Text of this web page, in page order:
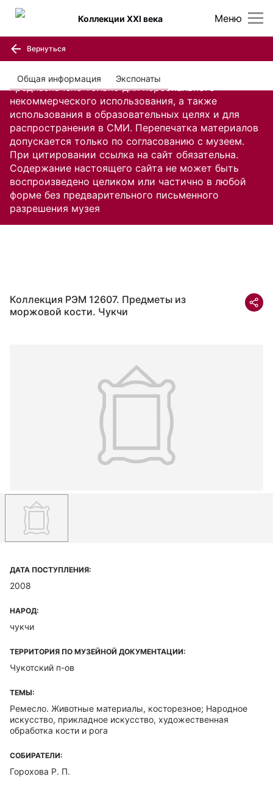
Содержание настоящего сайта, включая все
изображения и текстовую информацию,
предназначено только для персонального
некоммерческого использования, а также
использования в образовательных целях и для
распространения в СМИ. Перепечатка материалов
допускается только по согласованию с музеем.
При цитировании ссылка на сайт обязательна.
Содержание настоящего сайта не может быть
воспроизведено целиком или частично в любой
форме без предварительного письменного
разрешения музея
Меню
Коллекции XXI века
Вернуться
Общая информация Экспонаты
Коллекция РЭМ 12607. Предметы из
моржовой кости. Чукчи
ДАТА ПОСТУПЛЕНИЯ:
2008
НАРОД:
чукчи
ТЕРРИТОРИЯ ПО МУЗЕЙНОЙ ДОКУМЕНТАЦИИ:
Чукотский п-ов
ТЕМЫ:
Ремесло. Животные материалы, косторезное; Народное
искусство, прикладное искусство, художественная
обработка кости и рога
СОБИРАТЕЛИ:
Горохова Р. П.